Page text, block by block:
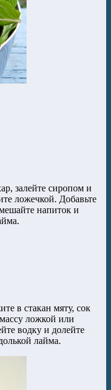
залейте сиропом и
ложечкой. Добавьте
напиток и
в стакан мяту, сок
ложкой или
водку и долейте
лайма.